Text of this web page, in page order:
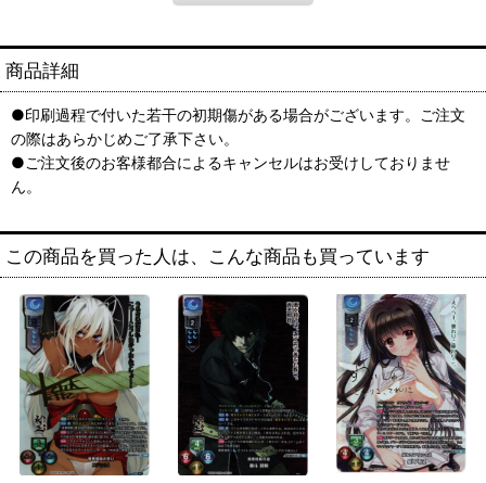
商品詳細
●印刷過程で付いた若干の初期傷がある場合がございます。ご注文
の際はあらかじめご了承下さい。
●ご注文後のお客様都合によるキャンセルはお受けしておりませ
ん。
この商品を買った人は、こんな商品も買っています